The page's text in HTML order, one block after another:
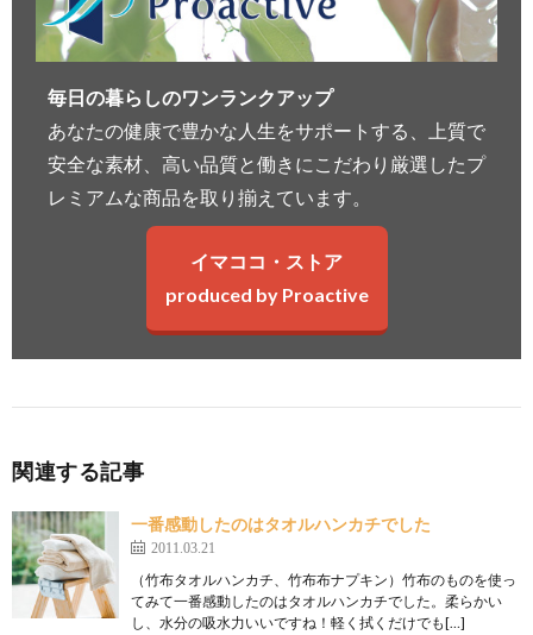
毎日の暮らしのワンランクアップ
あなたの健康で豊かな人生をサポートする、上質で
安全な素材、高い品質と働きにこだわり厳選したプ
レミアムな商品を取り揃えています。
イマココ・ストア
produced by Proactive
関連する記事
一番感動したのはタオルハンカチでした
2011.03.21
（竹布タオルハンカチ、竹布布ナプキン）竹布のものを使っ
てみて一番感動したのはタオルハンカチでした。柔らかい
し、水分の吸水力いいですね！軽く拭くだけでも[…]